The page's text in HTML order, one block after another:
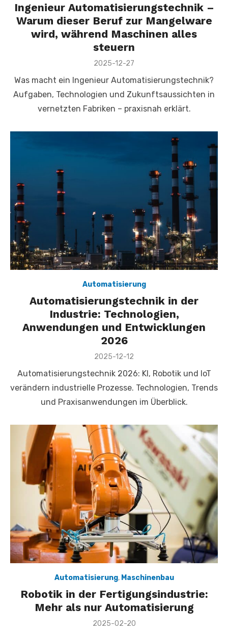
Ingenieur Automatisierungstechnik –
Warum dieser Beruf zur Mangelware
wird, während Maschinen alles
steuern
Veröffentlicht
2025-12-27
Was macht ein Ingenieur Automatisierungstechnik?
Aufgaben, Technologien und Zukunftsaussichten in
vernetzten Fabriken – praxisnah erklärt.
Automatisierung
Automatisierungstechnik in der
Industrie: Technologien,
Anwendungen und Entwicklungen
2026
Veröffentlicht
2025-12-12
Automatisierungstechnik 2026: KI, Robotik und IoT
verändern industrielle Prozesse. Technologien, Trends
und Praxisanwendungen im Überblick.
Automatisierung, Maschinenbau
Robotik in der Fertigungsindustrie:
Mehr als nur Automatisierung
Veröffentlicht
2025-02-20